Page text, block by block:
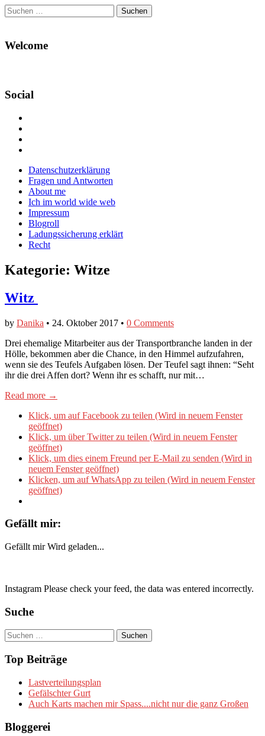
Suchen
nach:
Welcome
Social
Facebook
anzeigen
Twitter
anzeigen
auf
Instagram
anzeigen
Main
menu
Skip
content
Datenschutzerklärung
Fragen und Antworten
About me
Ich im world wide web
Impressum
Blogroll
Ladungssicherung erklärt
Recht
Kategorie: Witze
Witz
by Danika • 24. Oktober 2017 • 0 Comments
Drei ehemalige Mitarbeiter aus der Transportbranche landen in der
Hölle, bekommen aber die Chance, in den Himmel aufzufahren,
wenn sie des Teufels Aufgaben lösen. Der Teufel sagt ihnen: “Seht
ihr die drei Affen dort? Wenn ihr es schafft, nur mit…
Read more →
Klick, um auf Facebook zu teilen (Wird in neuem Fenster
geöffnet)
Klick, um über Twitter zu teilen (Wird in neuem Fenster
geöffnet)
Klick, um dies einem Freund per E-Mail zu senden (Wird in
neuem Fenster geöffnet)
Klicken, um auf WhatsApp zu teilen (Wird in neuem Fenster
geöffnet)
Gefällt mir:
Gefällt mir Wird geladen...
Instagram Please check your feed, the data was entered incorrectly.
Suche
Suchen
nach:
Top Beiträge
Lastverteilungsplan
Gefälschter Gurt
Auch Karts machen mir Spass....nicht nur die ganz Großen
Bloggerei